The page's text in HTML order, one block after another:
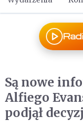
Są nowe
Alfiego
podjął